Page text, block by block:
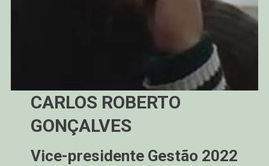
CARLOS ROBERTO
GONÇALVES
Vice-presidente Gestão 2022